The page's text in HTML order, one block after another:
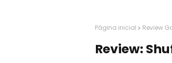
Página inicial Review
Review: